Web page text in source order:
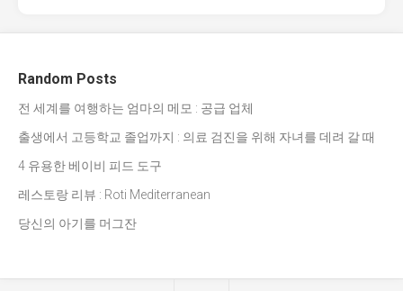
Random Posts
전 세계를 여행하는 엄마의 메모 : 공급 업체
출생에서 고등학교 졸업까지 : 의료 검진을 위해 자녀를 데려 갈 때
4 유용한 베이비 피드 도구
레스토랑 리뷰 : Roti Mediterranean
당신의 아기를 머그잔